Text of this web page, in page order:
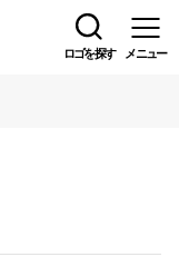
ロゴを探す メニュー